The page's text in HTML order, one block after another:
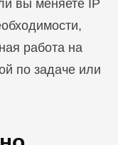
вы меняете IP
работа на
по задаче или